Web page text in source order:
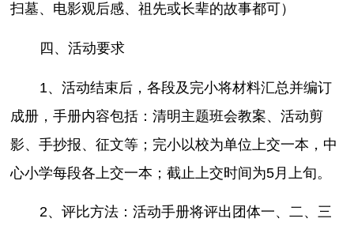
扫墓、电影观后感、祖先或长辈的故事都可）
四、活动要求
1、活动结束后，各段及完小将材料汇总并编订
成册，手册内容包括：清明主题班会教案、活动剪
影、手抄报、征文等；完小以校为单位上交一本，中
心小学每段各上交一本；截止上交时间为5月上旬。
2、评比方法：活动手册将评出团体一、二、三